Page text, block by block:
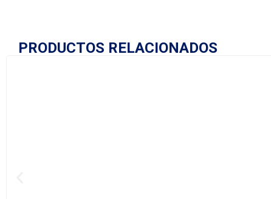
PRODUCTOS RELACIONADOS